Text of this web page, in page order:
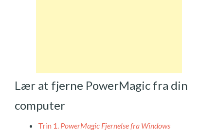
Lær at fjerne PowerMagic fra din
computer
Trin 1. PowerMagic Fjernelse fra Windows